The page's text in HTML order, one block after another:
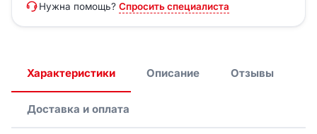
Нужна помощь? Спросить специалиста
Характеристики Описание Отзывы
Доставка и оплата